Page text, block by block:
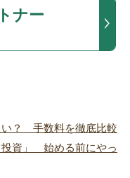
ナー
い？ 手数料を徹底比較
投資」 始める前にやっ